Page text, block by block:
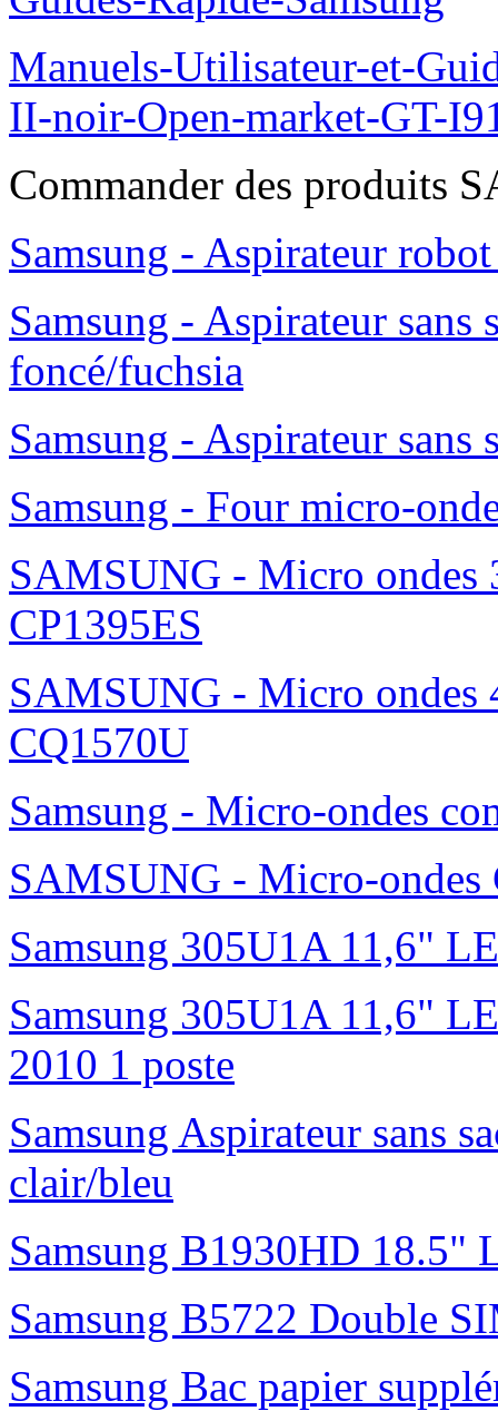
Manuels-Utilisateur-et-
II-noir-Open-market-GT-
Commander des produits
Samsung - Aspirateur
Samsung - Aspirateur
foncé/fuchsia
Samsung - Aspirateur sans
Samsung - Four micro-
SAMSUNG - Micro
CP1395ES
SAMSUNG - Micro
CQ1570U
Samsung - Micro-ondes
SAMSUNG - Micro-ondes
Samsung 305U1A 11,6"
Samsung 305U1A 11,6"
2010 1 poste
Samsung Aspirateur sans
clair/bleu
Samsung B1930HD 18.5"
Samsung B5722 Double
Samsung Bac papier